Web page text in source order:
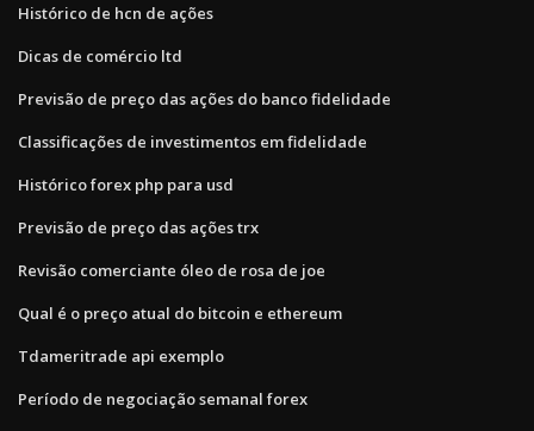
Histórico de hcn de ações
Dicas de comércio ltd
Previsão de preço das ações do banco fidelidade
Classificações de investimentos em fidelidade
Histórico forex php para usd
Previsão de preço das ações trx
Revisão comerciante óleo de rosa de joe
Qual é o preço atual do bitcoin e ethereum
Tdameritrade api exemplo
Período de negociação semanal forex